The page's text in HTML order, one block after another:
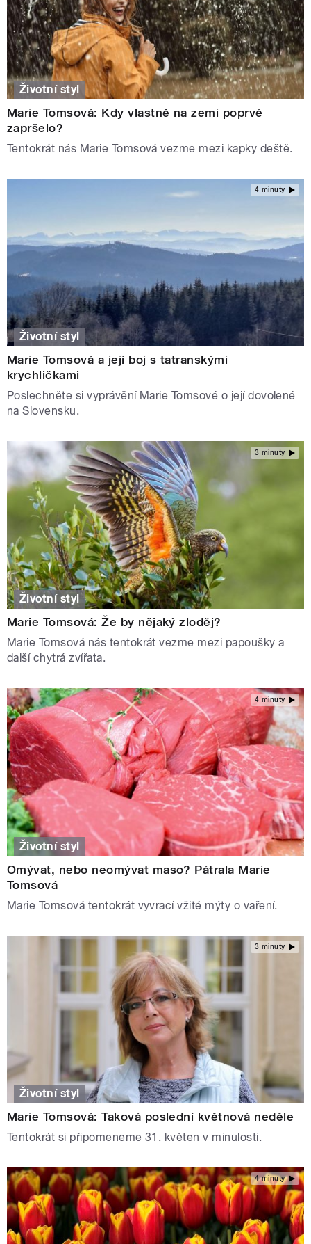
Životní styl
Marie Tomsová: Kdy vlastně na zemi poprvé
zapršelo?
Tentokrát nás Marie Tomsová vezme mezi kapky deště.
4 minuty
Životní styl
Marie Tomsová a její boj s tatranskými
krychličkami
Poslechněte si vyprávění Marie Tomsové o její dovolené
na Slovensku.
3 minuty
Životní styl
Marie Tomsová: Že by nějaký zloděj?
Marie Tomsová nás tentokrát vezme mezi papoušky a
další chytrá zvířata.
4 minuty
Životní styl
Omývat, nebo neomývat maso? Pátrala Marie
Tomsová
Marie Tomsová tentokrát vyvrací vžité mýty o vaření.
3 minuty
Životní styl
Marie Tomsová: Taková poslední květnová neděle
Tentokrát si připomeneme 31. květen v minulosti.
4 minuty